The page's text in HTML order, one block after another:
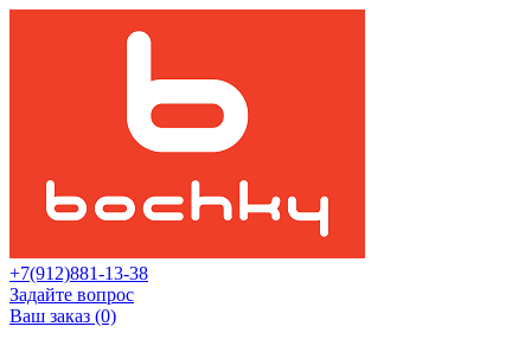
+7(912)881-13-38
Задайте вопрос
Ваш заказ (0)